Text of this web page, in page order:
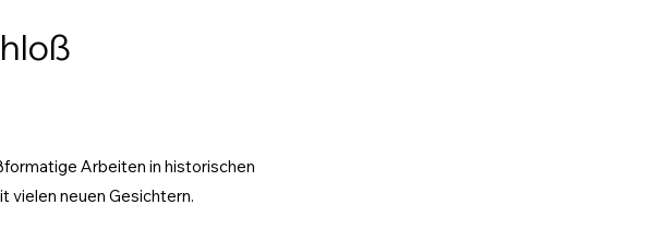
Arbeiten in historischen
vielen neuen Gesichtern.